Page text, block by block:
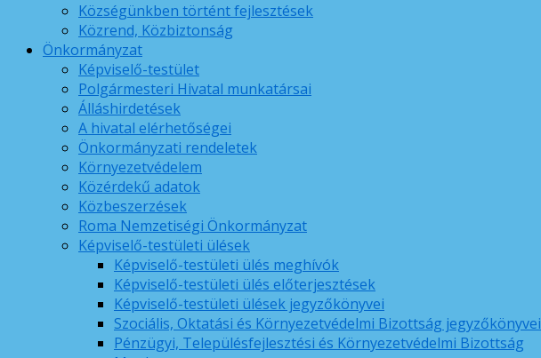
Községünkben történt fejlesztések
Közrend, Közbiztonság
Önkormányzat
Képviselő-testület
Polgármesteri Hivatal munkatársai
Álláshirdetések
A hivatal elérhetőségei
Önkormányzati rendeletek
Környezetvédelem
Közérdekű adatok
Közbeszerzések
Roma Nemzetiségi Önkormányzat
Képviselő-testületi ülések
Képviselő-testületi ülés meghívók
Képviselő-testületi ülés előterjesztések
Képviselő-testületi ülések jegyzőkönyvei
Szociális, Oktatási és Környezetvédelmi Bizottság jegyzőkönyvei
Pénzügyi, Településfejlesztési és Környezetvédelmi Bizottság